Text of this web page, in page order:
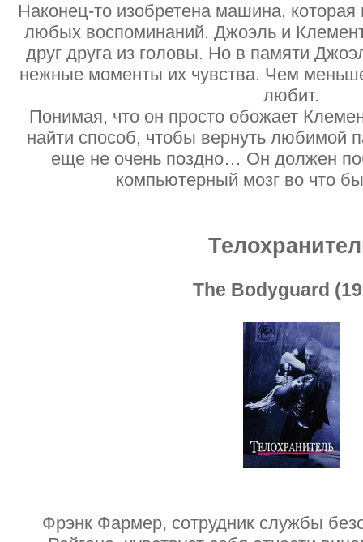
Наконец-то изобретена машина, которая
любых воспоминаний. Джоэль и
друг друга из головы. Но в памяти
нежные моменты их чувства. Чем
любит.
Понимая, что он просто обожает
найти способ, чтобы вернуть любимой
еще не очень поздно… Он должен
компьютерный мозг во что
The Bodyguard
Фрэнк Фармер, сотрудник службы